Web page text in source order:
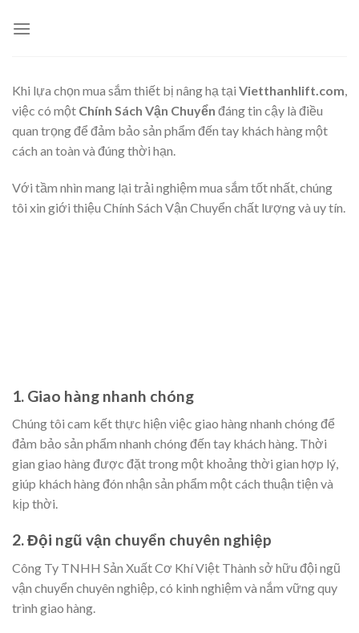
Khi lựa chọn mua sắm thiết bị nâng hạ tại Vietthanhlift.com,
việc có một Chính Sách Vận Chuyển đáng tin cậy là điều
quan trọng để đảm bảo sản phẩm đến tay khách hàng một
cách an toàn và đúng thời hạn.
Với tầm nhìn mang lại trải nghiệm mua sắm tốt nhất, chúng
tôi xin giới thiệu Chính Sách Vận Chuyển chất lượng và uy tín.
1. Giao hàng nhanh chóng
Chúng tôi cam kết thực hiện việc giao hàng nhanh chóng để
đảm bảo sản phẩm nhanh chóng đến tay khách hàng. Thời
gian giao hàng được đặt trong một khoảng thời gian hợp lý,
giúp khách hàng đón nhận sản phẩm một cách thuận tiện và
kịp thời.
2. Đội ngũ vận chuyển chuyên nghiệp
Công Ty TNHH Sản Xuất Cơ Khí Việt Thành sở hữu đội ngũ
vận chuyển chuyên nghiệp, có kinh nghiệm và nắm vững quy
trình giao hàng.